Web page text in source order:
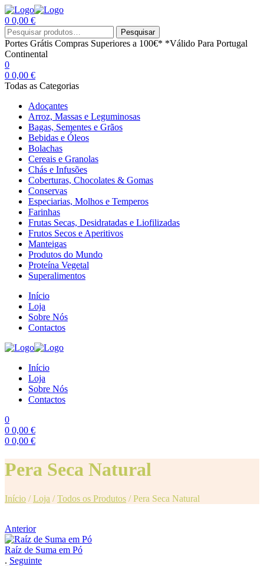
0 0,00 €
Menu
Procurar
por:
Pesquisar
Portes Grátis Compras Superiores a 100€* *Válido Para Portugal
Continental
0
0 0,00 €
Todas as Categorias
Adoçantes
Arroz, Massas e Leguminosas
Bagas, Sementes e Grãos
Bebidas e Óleos
Bolachas
Cereais e Granolas
Chás e Infusões
Coberturas, Chocolates & Gomas
Conservas
Especiarias, Molhos e Temperos
Farinhas
Frutas Secas, Desidratadas e Liofilizadas
Frutos Secos e Aperitivos
Manteigas
Produtos do Mundo
Proteína Vegetal
Superalimentos
Início
Loja
Sobre Nós
Contactos
Início
Loja
Sobre Nós
Contactos
0
0 0,00 €
0 0,00 €
Pera Seca Natural
Início /Loja /Todos os Produtos /Pera Seca Natural
Anterior
Raíz de Suma em Pó
. Seguinte